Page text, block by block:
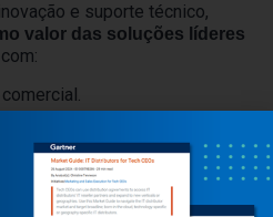
e suporte técnico,
valor das soluções líderes
com:
hands-on.
de Conceito (PoCs).
mentorias.